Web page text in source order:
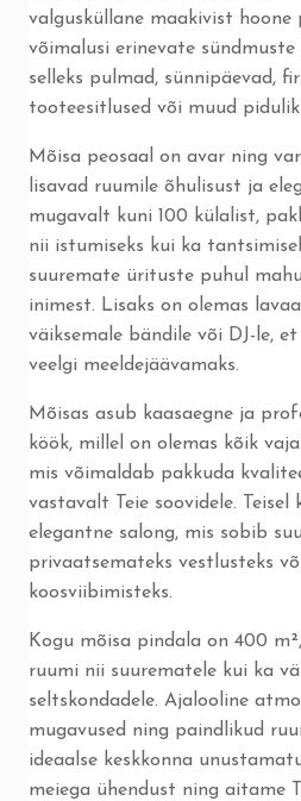
valgusküllane maakivist hoone
võimalusi erinevate
selleks pulmad, sünnipäevad,
tooteesitlused või muud
Mõisa peosaal on avar ning
lisavad ruumile õhulisust ja
mugavalt kuni 100 külalist,
nii istumiseks kui ka
suuremate ürituste puhul
inimest. Lisaks on olemas
väiksemale bändile või DJ-le,
veelgi meeldejäävamaks.
Mõisas asub kaasaegne ja
köök, millel on olemas kõik
mis võimaldab pakkuda
vastavalt Teie soovidele.
elegantne salong, mis sobib
privaatsemateks vestlusteks
koosviibimisteks.
Kogu mõisa pindala on 400
ruumi nii suurematele kui ka
seltskondadele. Ajalooline
mugavused ning paindlikud
ideaalse keskkonna
meiega ühendust ning aitame